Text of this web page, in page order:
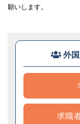
願いします。
外
求職